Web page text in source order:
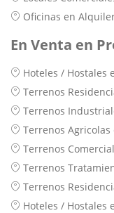
Oficinas en
En Venta en
Hoteles / Hostales
Terrenos
Terrenos
Terrenos Agricolas
Terrenos
Terrenos
Terrenos
Hoteles / Hostales